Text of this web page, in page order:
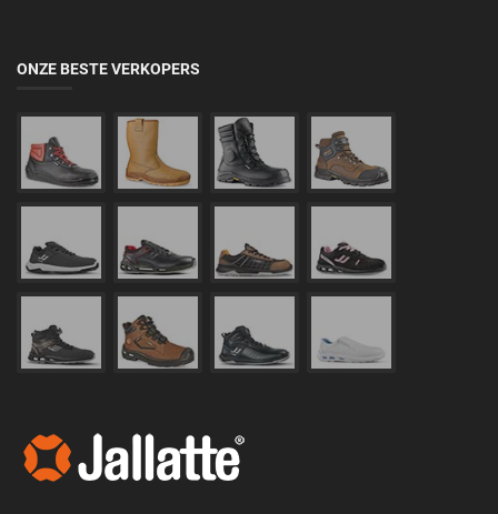
ONZE BESTE VERKOPERS